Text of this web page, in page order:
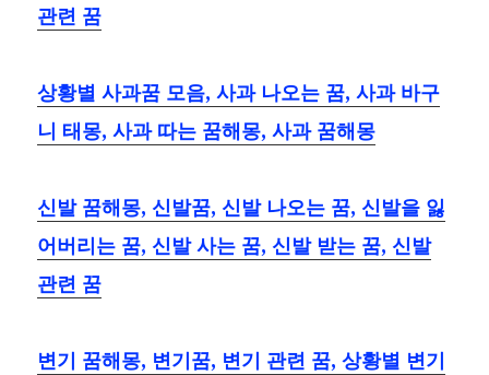
관련 꿈
상황별 사과꿈 모음, 사과 나오는 꿈, 사과 바구
니 태몽, 사과 따는 꿈해몽, 사과 꿈해몽
신발 꿈해몽, 신발꿈, 신발 나오는 꿈, 신발을 잃
어버리는 꿈, 신발 사는 꿈, 신발 받는 꿈, 신발
관련 꿈
변기 꿈해몽, 변기꿈, 변기 관련 꿈, 상황별 변기